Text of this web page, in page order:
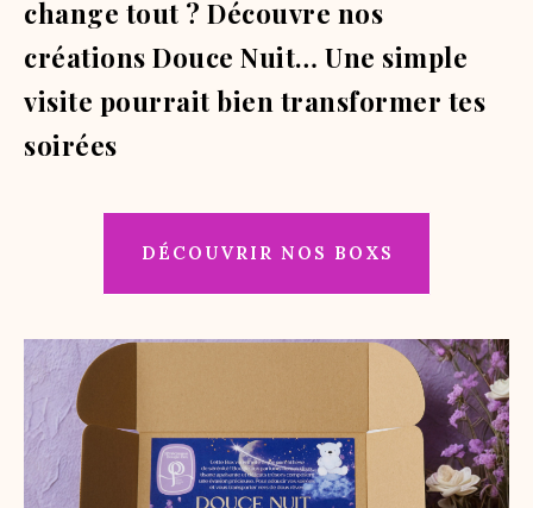
change tout ? Découvre nos
créations Douce Nuit… Une simple
visite pourrait bien transformer tes
soirées
DÉCOUVRIR NOS BOXS